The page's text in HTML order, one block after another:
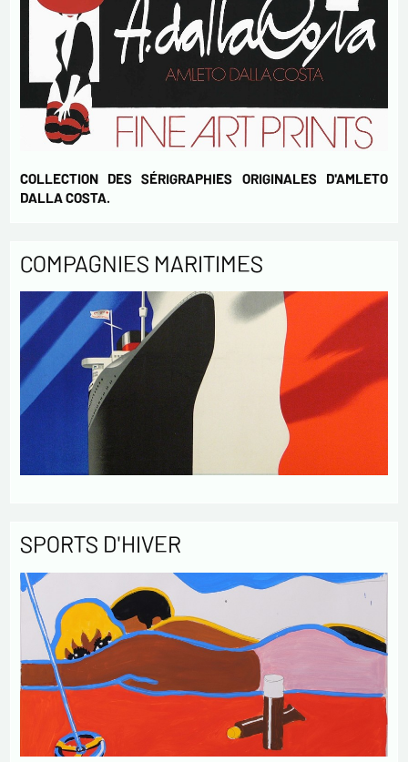
COLLECTION DES SÉRIGRAPHIES ORIGINALES D'AMLETO
DALLA COSTA.
COMPAGNIES MARITIMES
SPORTS D'HIVER